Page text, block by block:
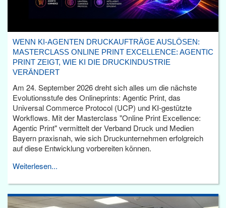
WENN KI-AGENTEN DRUCKAUFTRÄGE AUSLÖSEN:
MASTERCLASS ONLINE PRINT EXCELLENCE: AGENTIC
PRINT ZEIGT, WIE KI DIE DRUCKINDUSTRIE
VERÄNDERT
Am 24. September 2026 dreht sich alles um die nächste
Evolutionsstufe des Onlineprints: Agentic Print, das
Universal Commerce Protocol (UCP) und KI-gestützte
Workflows. Mit der Masterclass "Online Print Excellence:
Agentic Print" vermittelt der Verband Druck und Medien
Bayern praxisnah, wie sich Druckunternehmen erfolgreich
auf diese Entwicklung vorbereiten können.
Weiterlesen...